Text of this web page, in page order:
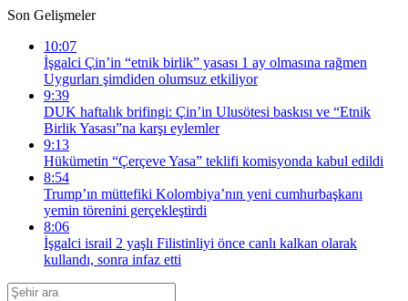
Son Gelişmeler
10:07
İşgalci Çin’in “etnik birlik” yasası 1 ay olmasına rağmen
Uygurları şimdiden olumsuz etkiliyor
9:39
DUK haftalık brifingi: Çin’in Ulusötesi baskısı ve “Etnik
Birlik Yasası”na karşı eylemler
9:13
Hükümetin “Çerçeve Yasa” teklifi komisyonda kabul edildi
8:54
Trump’ın müttefiki Kolombiya’nın yeni cumhurbaşkanı
yemin törenini gerçekleştirdi
8:06
İşgalci israil 2 yaşlı Filistinliyi önce canlı kalkan olarak
kullandı, sonra infaz etti